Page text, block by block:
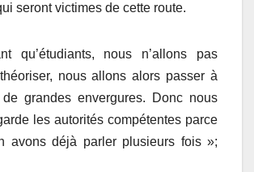
seront victimes de cette route.
qu’étudiants, nous n’allons pas
nous allons alors passer à
grandes envergures. Donc nous
les autorités compétentes parce
avons déjà parler plusieurs fois »;